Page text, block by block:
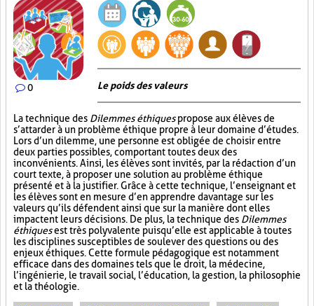
0 Le poids des valeurs
La technique des Dilemmes éthiquespropose aux élèves de
s’attarder à un problème éthique propre à leur domaine d’études.
Lors d’un dilemme, une personne est obligée de choisir entre
deux parties possibles, comportant toutes deux des
inconvénients. Ainsi, les élèves sont invités, par la rédaction d’un
court texte, à proposer une solution au problème éthique
présenté et à la justifier. Grâce à cette technique, l’enseignant et
les élèves sont en mesure d’en apprendre davantage sur les
valeurs qu’ils défendent ainsi que sur la manière dont elles
impactent leurs décisions. De plus, la technique des Dilemmes
éthiquesest très polyvalente puisqu’elle est applicable à toutes
les disciplines susceptibles de soulever des questions ou des
enjeux éthiques. Cette formule pédagogique est notamment
efficace dans des domaines tels que le droit, la médecine,
l’ingénierie, le travail social, l’éducation, la gestion, la philosophie
et la théologie.